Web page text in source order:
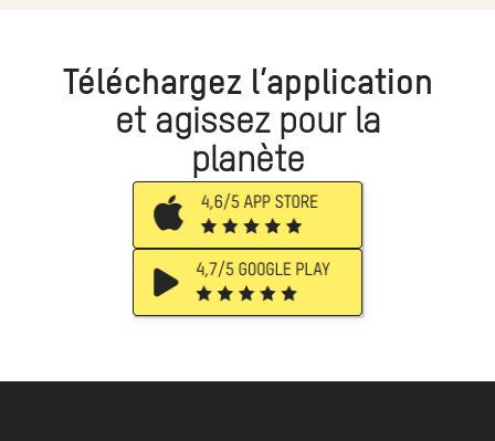
Téléchargez l’application
et agissez pour la
planète